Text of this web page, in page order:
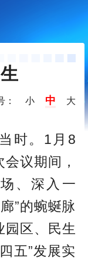
： 小 中 大
时。1月8
议期间，
、深入一
”的蜿蜒脉
园区、民生
五”发展实